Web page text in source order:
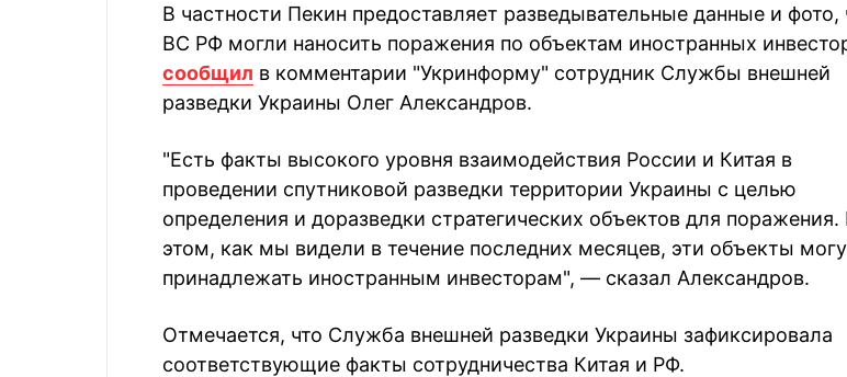
В частности Пекин предоставляет разведывательные данные и фото,
ВС РФ могли наносить поражения по объектам иностранных
сообщил в комментарии "Укринформу" сотрудник Службы внешней
разведки Украины Олег Александров.
"Есть факты высокого уровня взаимодействия России и Китая в
проведении спутниковой разведки территории Украины с целью
определения и доразведки стратегических объектов для поражения.
этом, как мы видели в течение последних месяцев, эти объекты
принадлежать иностранным инвесторам", — сказал Александров.
Отмечается, что Служба внешней разведки Украины зафиксировала
соответствующие факты сотрудничества Китая и РФ.